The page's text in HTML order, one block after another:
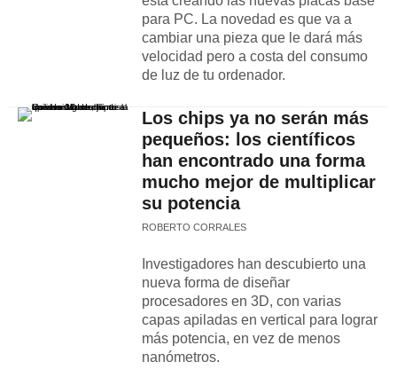
para PC. La novedad es que va a
cambiar una pieza que le dará más
velocidad pero a costa del consumo
de luz de tu ordenador.
Los chips ya no serán más
pequeños: los científicos
han encontrado una forma
mucho mejor de multiplicar
su potencia
ROBERTO CORRALES
Investigadores han descubierto una
nueva forma de diseñar
procesadores en 3D, con varias
capas apiladas en vertical para lograr
más potencia, en vez de menos
nanómetros.